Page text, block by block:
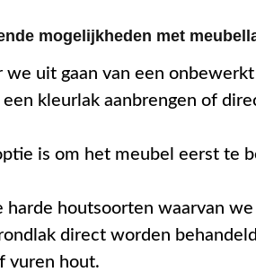
mogelijkheden met
we uit gaan van een
kleurlak aanbrengen of
is om het meubel eerst te
harde houtsoorten waarvan
direct worden
vuren hout.